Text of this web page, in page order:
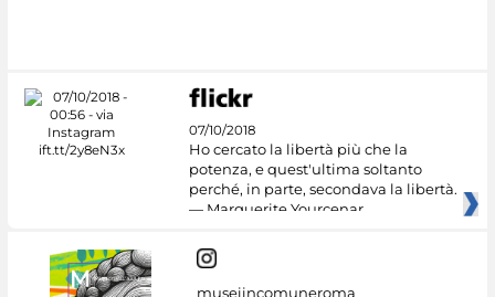
07/10/2018
Ho cercato la libertà più che la
potenza, e quest'ultima soltanto
perché, in parte, secondava la libertà.
— Marguerite Yourcenar
museiincomuneroma